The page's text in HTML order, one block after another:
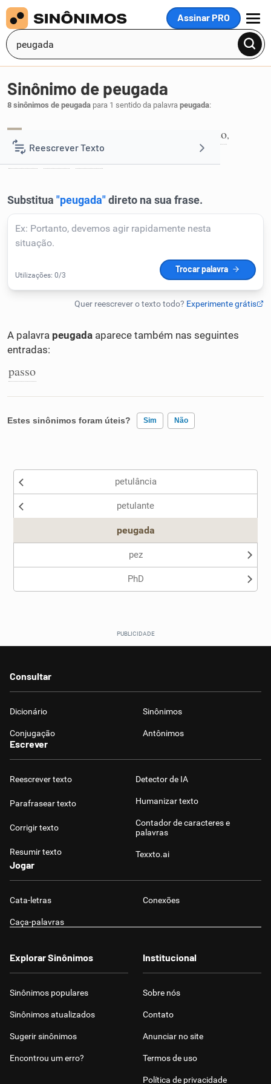
Assinar PRO
MENU
Reescrever Texto
Corrigir Texto
Detector de IA
Cata-letras
Caça-palavras
Sinônimos
Sinônimo de peugada
8 sinônimos de peugada para 1 sentido da palavra peugada:
rasto,
rastro
A palavra peugada aparece também nas seguintes
entradas:
passo
Estes sinônimos foram úteis? Sim Não
Nenhum dos sinônimos apresentados me ajudou
petulância
petulante
peugada
pez
PhD
Consultar
Dicionário Sinônimos
Conjugação Antônimos
Escrever
Reescrever texto
Parafrasear texto
Corrigir texto
Resumir texto
Detector de IA
Humanizar texto
Contador de caracteres e
palavras
Texxto.ai
Jogar
Cata-letras Conexões
Caça-palavras
Explorar Sinônimos
Sinônimos populares
Sinônimos atualizados
Sugerir sinônimos
Encontrou um erro?
Institucional
Sobre nós
Contato
Anunciar no site
Termos de uso
Política de privacidade